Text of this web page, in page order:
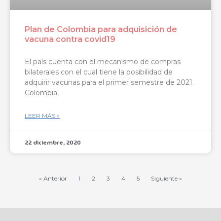
Plan de Colombia para adquisición de
vacuna contra covid19
El país cuenta con el mecanismo de compras
bilaterales con el cual tiene la posibilidad de
adquirir vacunas para el primer semestre de 2021.
Colombia
LEER MÁS »
22 diciembre, 2020
« Anterior 1 2 3 4 5 Siguiente »